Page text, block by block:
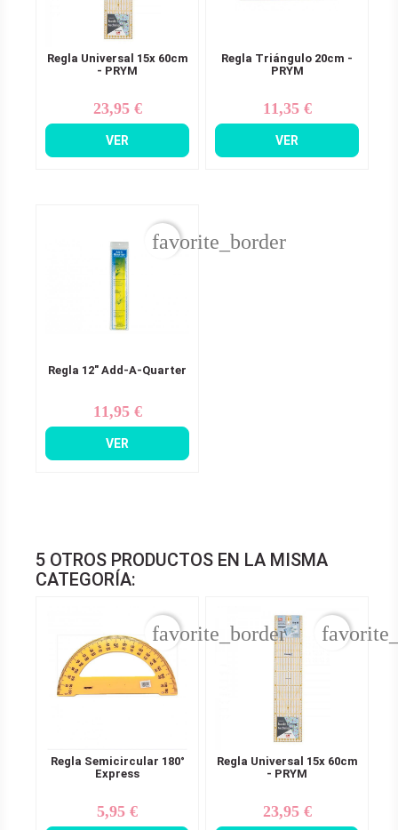
Regla Universal 15x 60cm
- PRYM
Precio
23,95 €
VER
Regla Triángulo 20cm -
PRYM
Precio
11,35 €
VER
Regla 12" Add-A-Quarter
Precio
11,95 €
VER
favorite_border
5 OTROS PRODUCTOS EN LA MISMA
CATEGORÍA:
Regla Semicircular 180°
Express
Precio
5,95 €
favorite_border
Regla Universal 15x 60cm
- PRYM
Precio
23,95 €